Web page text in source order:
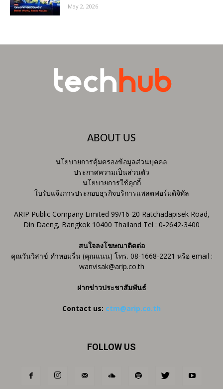
May 2, 2026
ABOUT US
นโยบายการคุ้มครองข้อมูลส่วนบุคคล
ประกาศความเป็นส่วนตัว
นโยบายการใช้คุกกี้
ใบรับแจ้งการประกอบธุรกิจบริการแพลตฟอร์มดิจิทัล
ARIP Public Company Limited 99/16-20 Ratchadapisek Road,
Din Daeng, Bangkok 10400 Thailand Tel : 0-2642-3400
สนใจลงโฆษณาติดต่อ
คุณวันวิสาข์ คำหอมรื่น (คุณแนน) โทร. 08-1668-2221 หรือ email :
wanvisak@arip.co.th
ฝากข่าวประชาสัมพันธ์
Contact us: ctm@arip.co.th
FOLLOW US